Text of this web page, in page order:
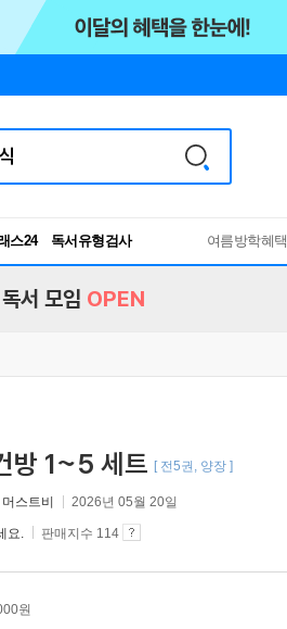
스24
독서유형검사
RBTI Lab
여름방학혜택
서 모임 OPEN
방 1~5 세트 [ 전5권, 양장 ]
머스트비 2026년 05월 20일
요. 판매지수 114
원